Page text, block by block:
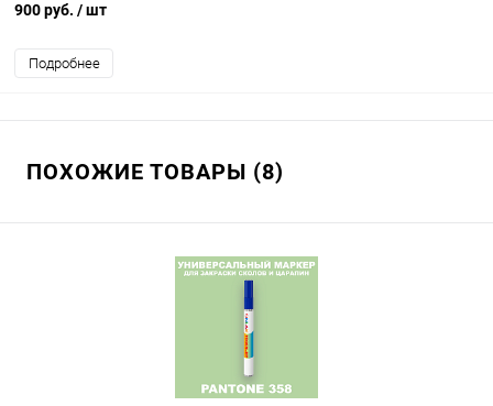
900 руб. / шт
Подробнее
ПОХОЖИЕ ТОВАРЫ (8)